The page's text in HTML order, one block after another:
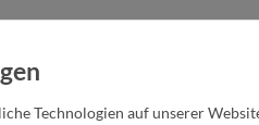
Technologien auf unserer